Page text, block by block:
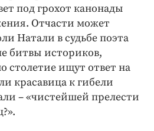
под грохот канонады
Отчасти может
Натали в судьбе поэта
битвы историков,
столетие ищут ответ на
красавица к гибели
– «чистейшей прелести